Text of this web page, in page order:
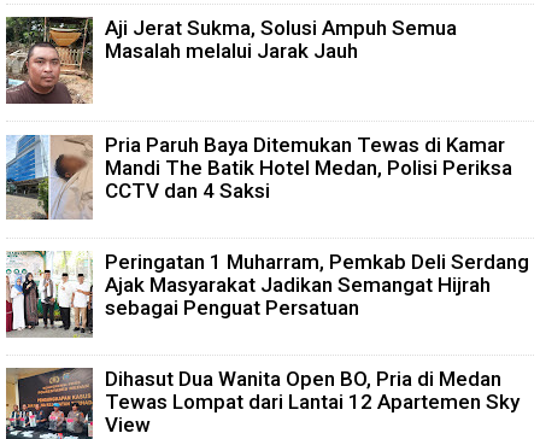
Aji Jerat Sukma, Solusi Ampuh Semua
Masalah melalui Jarak Jauh
Pria Paruh Baya Ditemukan Tewas di Kamar
Mandi The Batik Hotel Medan, Polisi Periksa
CCTV dan 4 Saksi
Peringatan 1 Muharram, Pemkab Deli Serdang
Ajak Masyarakat Jadikan Semangat Hijrah
sebagai Penguat Persatuan
Dihasut Dua Wanita Open BO, Pria di Medan
Tewas Lompat dari Lantai 12 Apartemen Sky
View